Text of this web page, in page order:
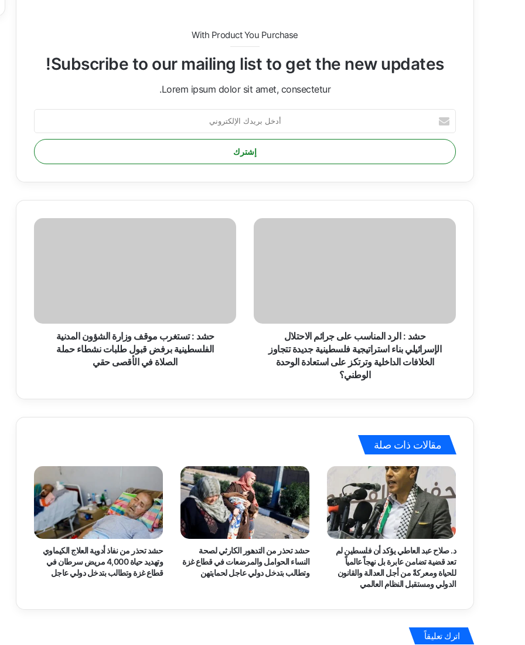
With Product You Purchase
Subscribe to our mailing list to get the new updates!
Lorem ipsum dolor sit amet, consectetur.
أدخل
بريدك
الإلكتروني
حشد
بناء
استراتيجية
فلسطينية
الداخلية
على
استعادة
الوحدة
الوطني؟
حشد : الرد المناسب على جرائم الاحتلال
الإسرائيلي بناء استراتيجية فلسطينية جديدة تتجاوز
الخلافات الداخلية وترتكز على استعادة الوحدة
الوطني؟
حشد
برفض
طلبات
في
حقي
حشد : تستغرب موقف وزارة الشؤون المدنية
الفلسطينية برفض قبول طلبات نشطاء حملة
الصلاة في الأقصى حقي
مقالات ذات صلة
د. صلاح عبد العاطي يؤكد أن فلسطين لم
تعد قضية تضامن عابرة بل نهجاً عالمياً
للحياة ومعركةً من أجل العدالة والقانون
الدولي ومستقبل النظام العالمي
حشد تحذر من التدهور الكارثي لصحة
النساء الحوامل والمرضعات في قطاع غزة
وتطالب بتدخل دولي عاجل لحمايتهن
حشد تحذر من نفاذ أدوية العلاج الكيماوي
وتهديد حياة 4,000 مريض سرطان في
قطاع غزة وتطالب بتدخل دولي عاجل
اترك تعليقاً